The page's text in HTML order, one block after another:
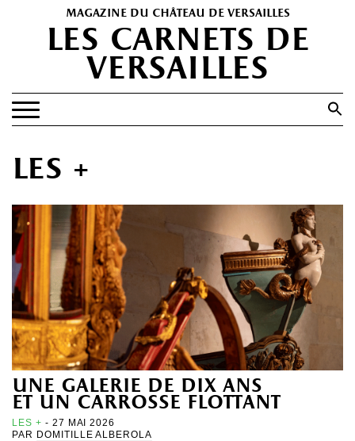
magazine du château de versailles
les carnets de
versailles
Search Button
PORTFOLIOS
HISTOIRE(S)
LES +
ABONNEMENT GRATUIT AU MAGAZINE
les +
une galerie de dix ans
et un carrosse flottant
LES + - 27 MAI 2026
PAR DOMITILLE ALBEROLA